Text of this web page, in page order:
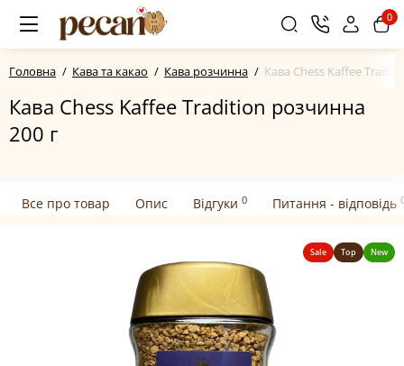
0
Головна Кава та какао Кава розчинна Кава Chess Kaffee
Кава Chess Kaffee Tradition розчинна
200 г
Все про товар Опис Відгуки 0 Питання - відповідь
Sale Top New